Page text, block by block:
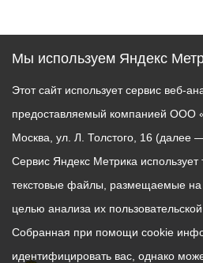
Мы используем Яндекс
Этот сайт использует сервис веб-
предоставляемый компанией ООО
Москва, ул. Л. Толстого, 16 (далее
Сервис Яндекс Метрика
текстовые файлы, размещаемые на
целью анализа их пользовательской
Собранная при помощи cookie
идентифицировать вас, однако